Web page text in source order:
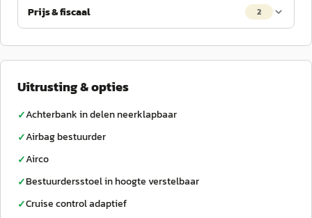
Prijs & fiscaal 2
Uitrusting & opties
✓Achterbank in delen neerklapbaar
✓Airbag bestuurder
✓Airco
✓Bestuurdersstoel in hoogte verstelbaar
✓Cruise control adaptief